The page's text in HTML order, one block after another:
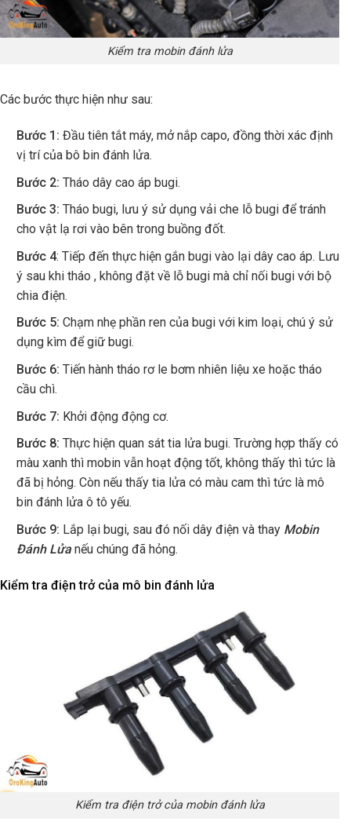
Kiểm tra mobin đánh lửa
Các bước thực hiện như sau:
Bước 1: Đầu tiên tắt máy, mở nắp capo, đồng thời xác định
vị trí của bô bin đánh lửa.
Bước 2: Tháo dây cao áp bugi.
Bước 3: Tháo bugi, lưu ý sử dụng vải che lỗ bugi để tránh
cho vật lạ rơi vào bên trong buồng đốt.
Bước 4: Tiếp đến thực hiện gắn bugi vào lại dây cao áp. Lưu
ý sau khi tháo , không đặt về lỗ bugi mà chỉ nối bugi với bộ
chia điện.
Bước 5: Chạm nhẹ phần ren của bugi với kim loại, chú ý sử
dụng kìm để giữ bugi.
Bước 6: Tiến hành tháo rơ le bơm nhiên liệu xe hoặc tháo
cầu chì.
Bước 7: Khởi động động cơ.
Bước 8: Thực hiện quan sát tia lửa bugi. Trường hợp thấy có
màu xanh thì mobin vẫn hoạt động tốt, không thấy thì tức là
đã bị hỏng. Còn nếu thấy tia lửa có màu cam thì tức là mô
bin đánh lửa ô tô yếu.
Bước 9: Lắp lại bugi, sau đó nối dây điện và thay Mobin
Đánh Lửanếu chúng đã hỏng.
Kiểm tra điện trở của mô bin đánh lửa
Kiểm tra điện trở của mobin đánh lửa